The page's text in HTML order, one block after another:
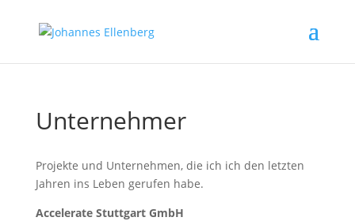
Unternehmer
Projekte und Unternehmen, die ich ich den letzten
Jahren ins Leben gerufen habe.
Accelerate Stuttgart GmbH